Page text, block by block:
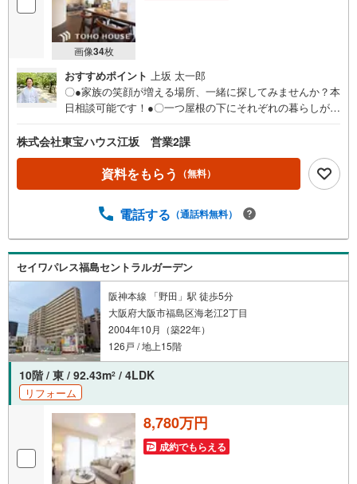
画像34枚
おすすめポイント 上坂 太一郎
〇●家族の笑顔が増える場所、一緒に探してみませんか？本
日相談可能です！●〇一つ屋根の下にそれぞれの暮らしがあ
こそ、そのベースはシンプルであるべきだと思う。なぜな
ら、時の流れで人の好みは変わっていくものだから。■ご予
約いただくとご見学がスムーズです！【営業時間9:00～21:
00】ご見学希望のお客様:右上の「室内・現地を見学する」
料をもらう」をクリックして下さい。【東宝ハウス江坂の
ュレーションのご相談・無理のないライフプラン、提携に
よる低金利住宅ローンのご提案、購入前に知る「購入後の
家族の生活」を「未来カレンダー」で見える化します。
（2）ご購入後から始まる「専属FPによるファイナンシャ
ルライフサポート」・漠然としたキャッシュフローのグラ
フ化、効果的な生命保険の見直し、繰り上げ返済の効果的
なタイミングなどご提案させて頂きます。
株式会社東宝ハウス江坂 営業2課
資料をもらう （無料）
電話する （通話料無料）
セイワパレス福島セントラルガーデン
阪神本線 「野田」駅 徒歩5分
大阪府大阪市福島区海老江2丁目
2004年10月（築22年）
126戸 / 地上15階
10階 / 東 / 92.43m2 / 4LDK
リフォーム
8,780万円
成約でもらえる